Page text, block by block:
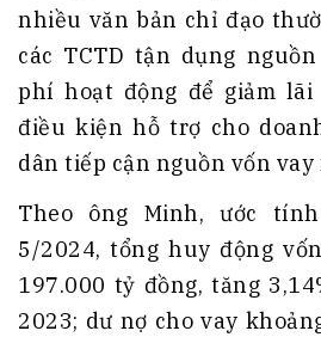
nhiều văn bản chỉ đạo
các TCTD tận dụng
phí hoạt động để giảm lãi
điều kiện hỗ trợ cho
dân tiếp cận nguồn vốn vay
Theo ông Minh, ước
5/2024, tổng huy động
197.000 tỷ đồng, tăng
2023; dư nợ cho vay